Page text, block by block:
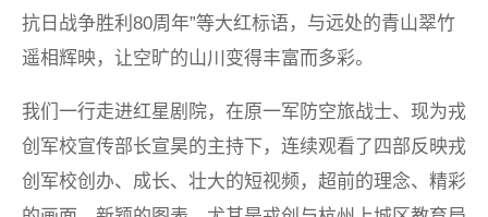
抗日战争胜利80周年”等大红标语，与远处的青山翠竹
遥相辉映，让空旷的山川变得丰富而多彩。
我们一行走进红星剧院，在原一军防空旅战士、现为戎
创军校宣传部长宣昊的主持下，连续观看了四部反映戎
创军校创办、成长、壮大的短视频，超前的理念、精彩